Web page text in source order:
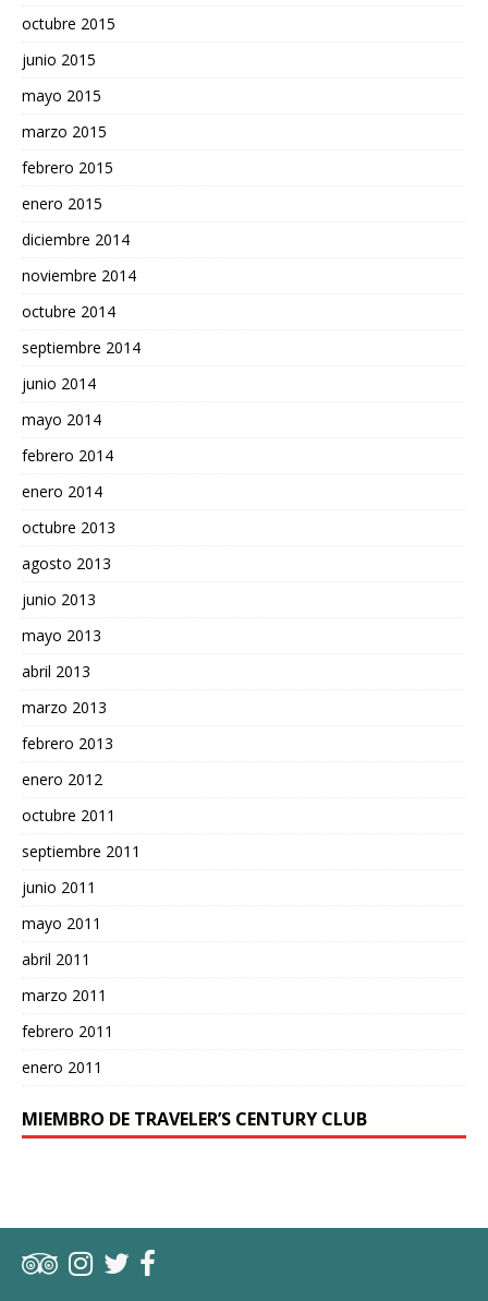
octubre 2015
junio 2015
mayo 2015
marzo 2015
febrero 2015
enero 2015
diciembre 2014
noviembre 2014
octubre 2014
septiembre 2014
junio 2014
mayo 2014
febrero 2014
enero 2014
octubre 2013
agosto 2013
junio 2013
mayo 2013
abril 2013
marzo 2013
febrero 2013
enero 2012
octubre 2011
septiembre 2011
junio 2011
mayo 2011
abril 2011
marzo 2011
febrero 2011
enero 2011
MIEMBRO DE TRAVELER’S CENTURY CLUB